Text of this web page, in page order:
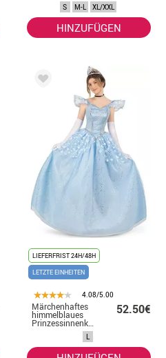
S M-L XL/XXL
HINZUFÜGEN
LIEFERFRIST 24H/48H
LETZTE EINHEITEN
4.08/5.00
Märchenhaftes
himmelblaues
Prinzessinnenkostüm
52.50€
L